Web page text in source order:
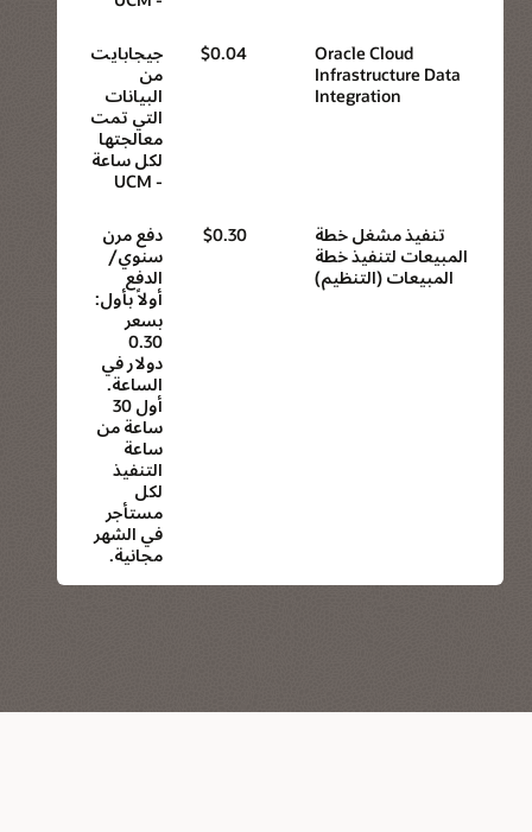
Oracle Cloud
Infrastructure Data
Integration
$0.04
جيجابايت
من
البيانات
التي تمت
معالجتها
لكل ساعة
- UCM
تنفيذ مشغل خطة
المبيعات لتنفيذ خطة
المبيعات (التنظيم)
$0.30
دفع مرن
سنوي/
الدفع
أولاً بأول:
بسعر
0.30
دولار في
الساعة.
أول 30
ساعة من
ساعة
التنفيذ
لكل
مستأجر
في الشهر
مجانية.